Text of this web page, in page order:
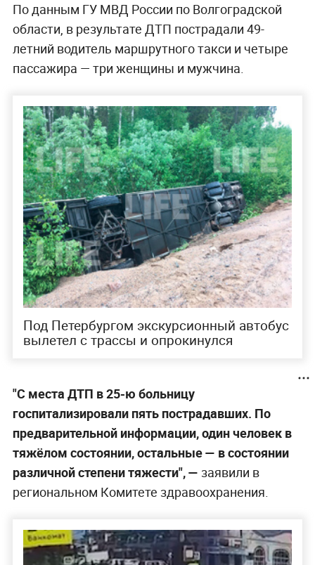
По данным ГУ МВД России по Волгоградской
области, в результате ДТП пострадали 49-
летний водитель маршрутного такси и четыре
пассажира — три женщины и мужчина.
Под Петербургом экскурсионный автобус
вылетел с трассы и опрокинулся
"С места ДТП в 25-ю больницу
госпитализировали пять пострадавших. По
предварительной информации, один человек в
тяжёлом состоянии, остальные — в состоянии
различной степени тяжести", — заявили в
региональном Комитете здравоохранения.